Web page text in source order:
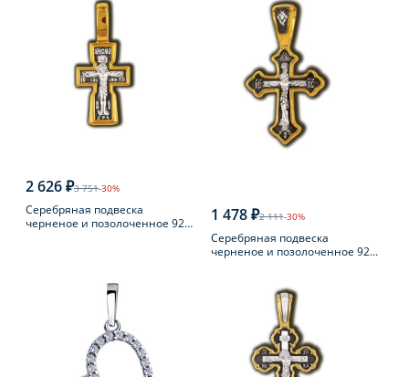
2 626 ₽3 751-30%
Серебряная подвеска
черненое и позолоченное 925
1 478 ₽2 111-30%
Серебряная подвеска
черненое и позолоченное 925